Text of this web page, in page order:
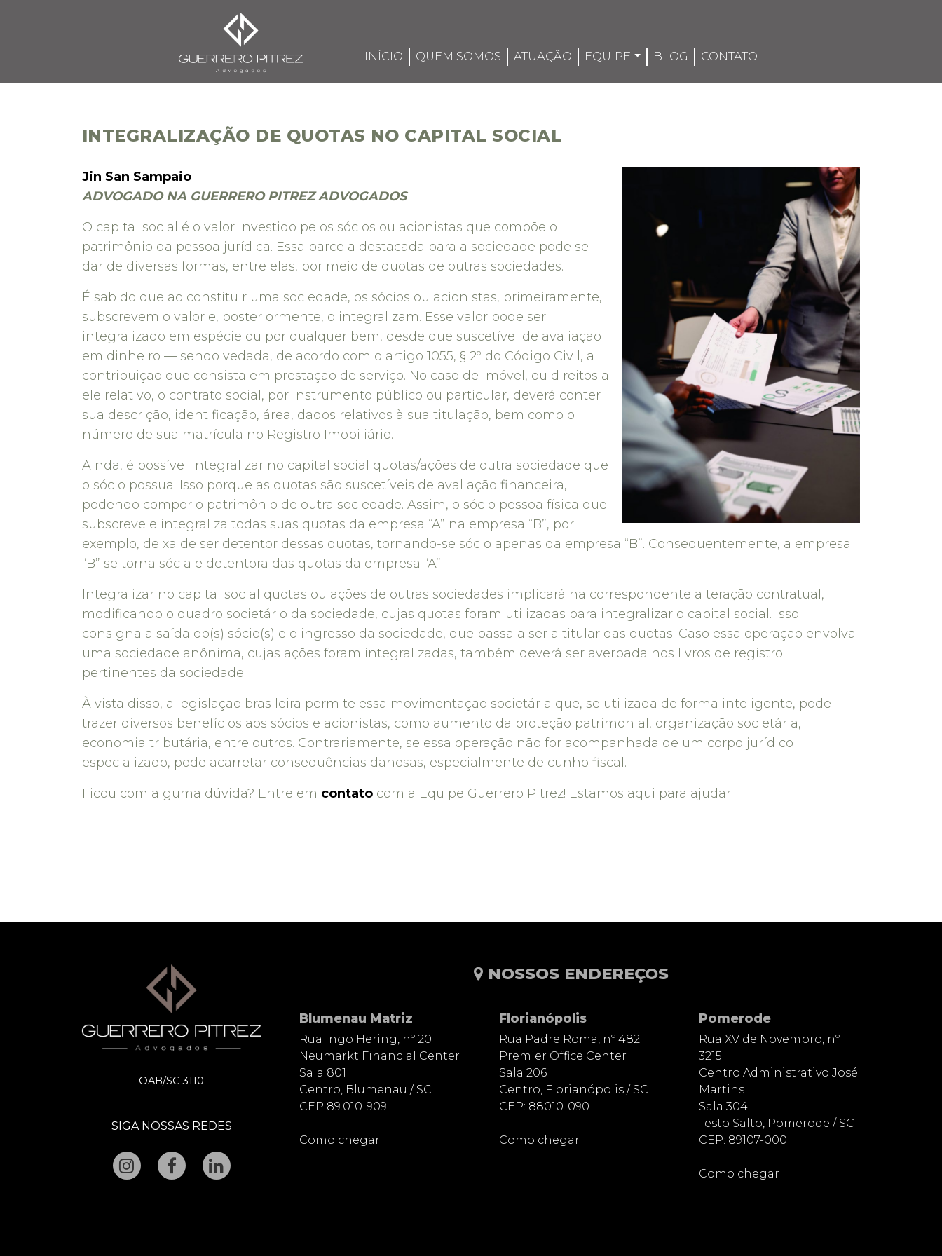
INÍCIO QUEM SOMOS ATUAÇÃO EQUIPE BLOG CONTATO
INTEGRALIZAÇÃO DE QUOTAS NO CAPITAL SOCIAL
Jin San Sampaio
ADVOGADO NA GUERRERO PITREZ ADVOGADOS
O capital social é o valor investido pelos sócios ou acionistas que compõe o
patrimônio da pessoa jurídica. Essa parcela destacada para a sociedade pode se
dar de diversas formas, entre elas, por meio de quotas de outras sociedades.
É sabido que ao constituir uma sociedade, os sócios ou acionistas, primeiramente,
subscrevem o valor e, posteriormente, o integralizam. Esse valor pode ser
integralizado em espécie ou por qualquer bem, desde que suscetível de avaliação
em dinheiro — sendo vedada, de acordo com o artigo 1055, § 2º do Código Civil, a
contribuição que consista em prestação de serviço. No caso de imóvel, ou direitos a
ele relativo, o contrato social, por instrumento público ou particular, deverá conter
sua descrição, identificação, área, dados relativos à sua titulação, bem como o
número de sua matrícula no Registro Imobiliário.
Ainda, é possível integralizar no capital social quotas/ações de outra sociedade que
o sócio possua. Isso porque as quotas são suscetíveis de avaliação financeira,
podendo compor o patrimônio de outra sociedade. Assim, o sócio pessoa física que
subscreve e integraliza todas suas quotas da empresa “A” na empresa “B”, por
exemplo, deixa de ser detentor dessas quotas, tornando-se sócio apenas da empresa “B”. Consequentemente, a empresa
“B” se torna sócia e detentora das quotas da empresa “A”.
Integralizar no capital social quotas ou ações de outras sociedades implicará na correspondente alteração contratual,
modificando o quadro societário da sociedade, cujas quotas foram utilizadas para integralizar o capital social. Isso
consigna a saída do(s) sócio(s) e o ingresso da sociedade, que passa a ser a titular das quotas. Caso essa operação envolva
uma sociedade anônima, cujas ações foram integralizadas, também deverá ser averbada nos livros de registro
pertinentes da sociedade.
À vista disso, a legislação brasileira permite essa movimentação societária que, se utilizada de forma inteligente, pode
trazer diversos benefícios aos sócios e acionistas, como aumento da proteção patrimonial, organização societária,
economia tributária, entre outros. Contrariamente, se essa operação não for acompanhada de um corpo jurídico
especializado, pode acarretar consequências danosas, especialmente de cunho fiscal.
Ficou com alguma dúvida? Entre em contato com a Equipe Guerrero Pitrez! Estamos aqui para ajudar.
OAB/SC 3110
SIGA NOSSAS REDES
NOSSOS ENDEREÇOS
Blumenau Matriz
Rua Ingo Hering, nº 20
Neumarkt Financial Center
Sala 801
Centro, Blumenau / SC
CEP 89.010-909
Como chegar
Florianópolis
Rua Padre Roma, nº 482
Premier Office Center
Sala 206
Centro, Florianópolis / SC
CEP: 88010-090
Como chegar
Pomerode
Rua XV de Novembro, nº
3215
Centro Administrativo José
Martins
Sala 304
Testo Salto, Pomerode / SC
CEP: 89107-000
Como chegar